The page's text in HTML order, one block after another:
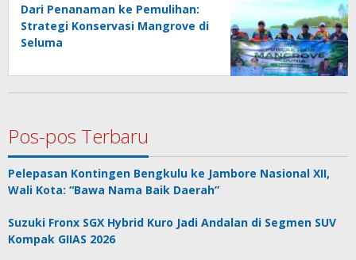
Dari Penanaman ke Pemulihan:
Strategi Konservasi Mangrove di
Seluma
Pos-pos Terbaru
Pelepasan Kontingen Bengkulu ke Jambore Nasional XII,
Wali Kota: “Bawa Nama Baik Daerah”
Suzuki Fronx SGX Hybrid Kuro Jadi Andalan di Segmen SUV
Kompak GIIAS 2026